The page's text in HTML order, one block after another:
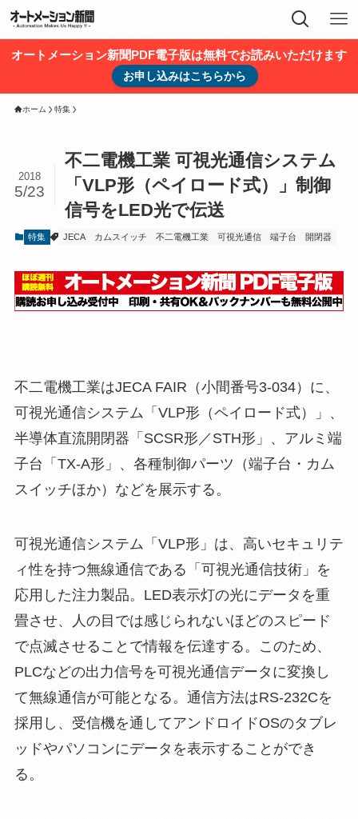
オートメーション新聞PDF電子版は無料でお読みいただけます
お申し込みはこちらから
ホーム 特集
不二電機工業 可視光通信システム
「VLP形（ペイロード式）」制御
信号をLED光で伝送
2018
5/23
特集 JECA カムスイッチ 不二電機工業 可視光通信 端子台 開閉器
不二電機工業はJECA FAIR（小間番号3-034）に、
可視光通信システム「VLP形（ペイロード式）」、
半導体直流開閉器「SCSR形／STH形」、アルミ端
子台「TX-A形」、各種制御パーツ（端子台・カム
スイッチほか）などを展示する。
可視光通信システム「VLP形」は、高いセキュリテ
ィ性を持つ無線通信である「可視光通信技術」を
応用した注力製品。LED表示灯の光にデータを重
畳させ、人の目では感じられないほどのスピード
で点滅させることで情報を伝達する。このため、
PLCなどの出力信号を可視光通信データに変換し
て無線通信が可能となる。通信方法はRS-232Cを
採用し、受信機を通してアンドロイドOSのタブレ
ッドやパソコンにデータを表示することができ
る。